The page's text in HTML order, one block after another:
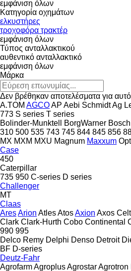
εμφάνιση όλων
Κατηγορία οχημάτων
ελκυστήρες
τροχοφόρα τρακτέρ
εμφάνιση όλων
Τύπος ανταλλακτικού
αυθεντικό ανταλλακτικό
εμφάνιση όλων
Μάρκα
Δεν βρέθηκαν αποτελέσματα για
A.TOM AGCOAP Aebi SchmidtAg
773 S series T series
Bolinder-Munktell
BorgWarner Bosch
310 500 535 743 745 844 845 856
MX MXM MXU Magnum Maxxum
Case
450
Caterpillar
735 950 C-series D series
Challenger
MT
Claas
AresArion AtlesAtosAxion Axos
Clark Clark-Hurth Cobo Continental
990 995
Delco Remy Delphi Denso Detroit
BF D-series
Deutz-Fahr
AgrofarmAgroplusAgrostarAgrotron